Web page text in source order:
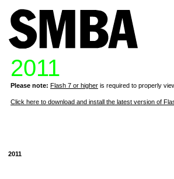
2011
Please note: Flash 7 or higher is required to properly
Click here to download and install the latest version of
2011